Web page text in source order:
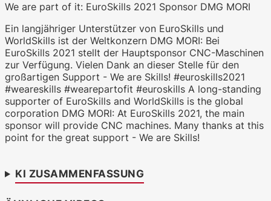
We are part of it: EuroSkills 2021 Sponsor DMG MORI
Ein langjähriger Unterstützer von EuroSkills und
WorldSkills ist der Weltkonzern DMG MORI: Bei
EuroSkills 2021 stellt der Hauptsponsor CNC-Maschinen
zur Verfügung. Vielen Dank an dieser Stelle für den
großartigen Support - We are Skills! #euroskills2021
#weareskills #wearepartofit #euroskills A long-standing
supporter of EuroSkills and WorldSkills is the global
corporation DMG MORI: At EuroSkills 2021, the main
sponsor will provide CNC machines. Many thanks at this
point for the great support - We are Skills!
KI ZUSAMMENFASSUNG
WKO.tv KI (lokales LLM gemma-4-